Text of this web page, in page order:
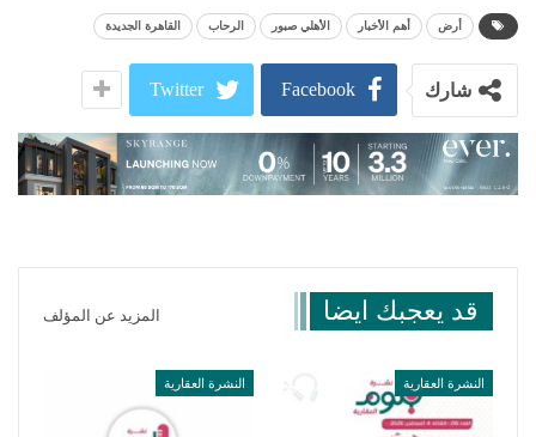
أرض أهم الأخبار الأهلي صبور الرحاب القاهرة الجديدة
شارك Facebook
Twitter
قد يعجبك ايضا المزيد عن المؤلف
النشرة العقارية النشرة العقارية